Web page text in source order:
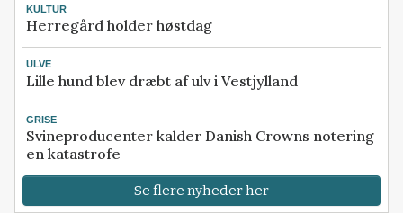
KULTUR
Herregård holder høstdag
ULVE
Lille hund blev dræbt af ulv i Vestjylland
GRISE
Svineproducenter kalder Danish Crowns notering
en katastrofe
Se flere nyheder her